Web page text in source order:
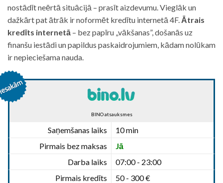
nostādīt neērtā situācijā – prasīt aizdevumu. Vieglāk un
dažkārt pat ātrāk ir noformēt kredītu internetā 4F. Ātrais
kredīts internetā – bez papīru „vākšanas”, došanās uz
finanšu iestādi un papildus paskaidrojumiem, kādam nolūkam
ir nepieciešama nauda.
BINO atsauksmes
Saņemšanas laiks
10 min
Pirmais bez maksas
Jā
Darba laiks
07:00 - 23:00
Pirmais kredīts
50 - 300 €